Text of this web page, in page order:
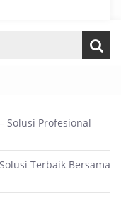
Solusi Profesional
Terbaik Bersama